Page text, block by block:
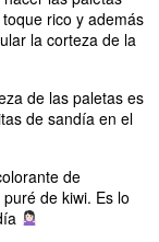
rico y además
la corteza de la
de las paletas es
de sandía en el
de
de kiwi. Es lo